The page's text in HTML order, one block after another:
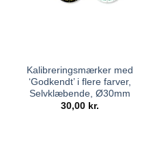
Kalibreringsmærker med
‘Godkendt’ i flere farver,
Selvklæbende, Ø30mm
30,00 kr.